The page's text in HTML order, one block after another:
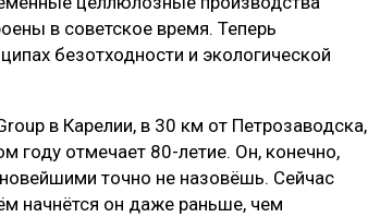
в советское время. Теперь
безотходности и экологической
в Карелии, в 30 км от Петрозаводска,
году отмечает 80-летие. Он, конечно,
точно не назовёшь. Сейчас
начнётся он даже раньше, чем